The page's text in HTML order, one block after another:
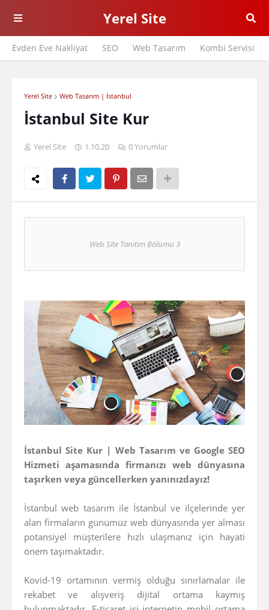
Yerel Site
Evden Eve Nakliyat SEO Web Tasarım Kombi Servisi
Yerel Site Web Tasarım | İstanbul
İstanbul Site Kur
Yerel Site 1.10.20 0 Yorumlar
Web Site Tanıtım Bölümü 3
İstanbul Site Kur | Web Tasarım ve Google SEO
Hizmeti aşamasında firmanızı web dünyasına
taşırken veya güncellerken yanınızdayız!
İstanbul web tasarım ile İstanbul ve ilçelerinde yer
alan firmaların günümüz web dünyasında yer alması
potansiyel müşterilere hızlı ulaşmanız için hayati
önem taşımaktadır.
Kovid-19 ortamının vermiş olduğu sınırlamalar ile
rekabet ve alışveriş dijital ortama kaymış